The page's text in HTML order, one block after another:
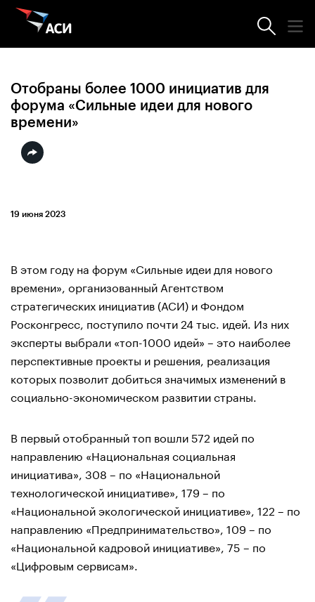
Новости АСИ
Отобраны более 1000 инициатив для
форума «Сильные идеи для нового
времени»
19 июня 2023
В этом году на форум «Сильные идеи для нового
времени», организованный Агентством
стратегических инициатив (АСИ) и Фондом
Росконгресс, поступило почти 24 тыс. идей. Из них
эксперты выбрали «топ-1000 идей» – это наиболее
перспективные проекты и решения, реализация
которых позволит добиться значимых изменений в
социально-экономическом развитии страны.
В первый отобранный топ вошли 572 идей по
направлению «Национальная социальная
инициатива», 308 – по «Национальной
технологической инициативе», 179 – по
«Национальной экологической инициативе», 122 – по
направлению «Предпринимательство», 109 – по
«Национальной кадровой инициативе», 75 – по
«Цифровым сервисам».